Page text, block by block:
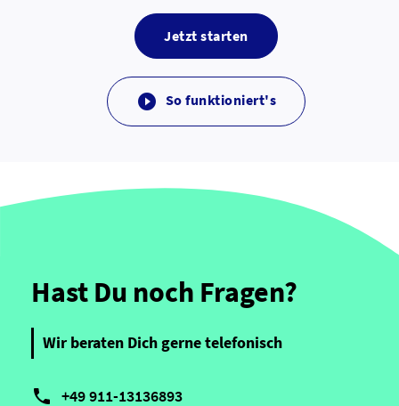
Jetzt starten
 So funktioniert's
Hast Du noch Fragen?
Wir beraten Dich gerne telefonisch
 +49 911-13136893